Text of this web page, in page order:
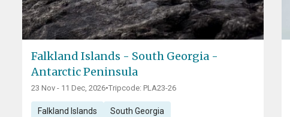
Falkland Islands - South Georgia -
Antarctic Peninsula
23 Nov - 11 Dec, 2026•Tripcode: PLA23-26
Falkland Islands South Georgia